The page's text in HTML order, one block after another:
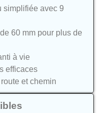
simplifiée avec 9
60 mm pour plus de
à vie
efficaces
et chemin